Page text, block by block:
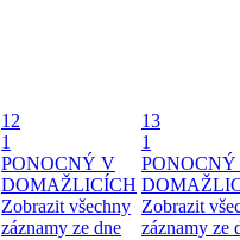
12
1
PONOCNÝ V
DOMAŽLICÍCH
Zobrazit všechny
záznamy ze dne
13
1
Zobrazit
záznamy ze